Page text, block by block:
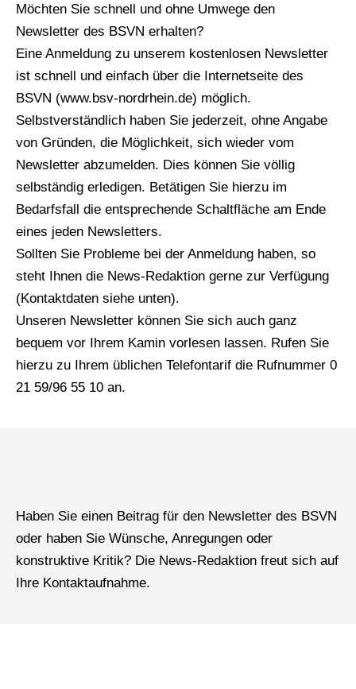
Möchten Sie schnell und ohne Umwege den
Newsletter des BSVN erhalten?
Eine Anmeldung zu unserem kostenlosen Newsletter
ist schnell und einfach über die Internetseite des
BSVN (www.bsv-nordrhein.de) möglich.
Selbstverständlich haben Sie jederzeit, ohne Angabe
von Gründen, die Möglichkeit, sich wieder vom
Newsletter abzumelden. Dies können Sie völlig
selbständig erledigen. Betätigen Sie hierzu im
Bedarfsfall die entsprechende Schaltfläche am Ende
eines jeden Newsletters.
Sollten Sie Probleme bei der Anmeldung haben, so
steht Ihnen die News-Redaktion gerne zur Verfügung
(Kontaktdaten siehe unten).
Unseren Newsletter können Sie sich auch ganz
bequem vor Ihrem Kamin vorlesen lassen. Rufen Sie
hierzu zu Ihrem üblichen Telefontarif die Rufnummer 0
21 59/96 55 10 an.
Haben Sie einen Beitrag für den Newsletter des BSVN
oder haben Sie Wünsche, Anregungen oder
konstruktive Kritik? Die News-Redaktion freut sich auf
Ihre Kontaktaufnahme.